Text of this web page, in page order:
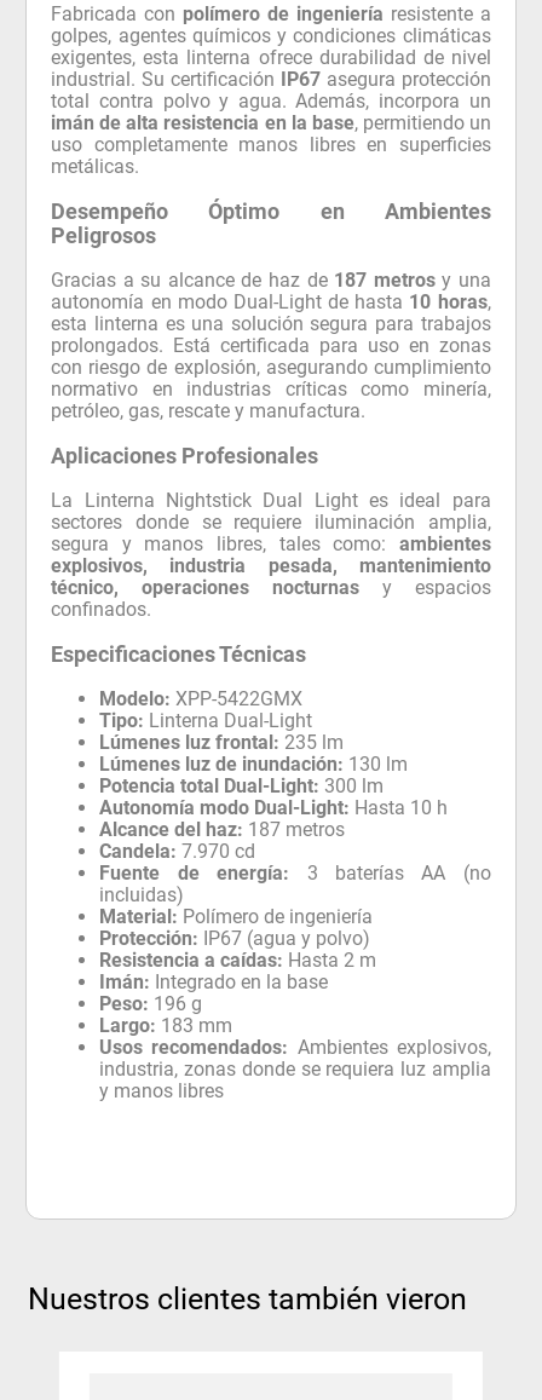
Fabricada con polímero de ingeniería resistente a
golpes, agentes químicos y condiciones climáticas
exigentes, esta linterna ofrece durabilidad de nivel
industrial. Su certificación IP67asegura protección
total contra polvo y agua. Además, incorpora un
imán de alta resistencia en la base, permitiendo un
uso completamente manos libres en superficies
metálicas.
Desempeño Óptimo en Ambientes
Peligrosos
Gracias a su alcance de haz de 187 metrosy una
autonomía en modo Dual-Light de hasta 10 horas,
esta linterna es una solución segura para trabajos
prolongados. Está certificada para uso en zonas
con riesgo de explosión, asegurando cumplimiento
normativo en industrias críticas como minería,
petróleo, gas, rescate y manufactura.
Aplicaciones Profesionales
La Linterna Nightstick Dual Light es ideal para
sectores donde se requiere iluminación amplia,
segura y manos libres, tales como: ambientes
explosivos, industria pesada, mantenimiento
técnico, operaciones nocturnas y espacios
confinados.
Especificaciones Técnicas
Modelo: XPP-5422GMX
Tipo: Linterna Dual-Light
Lúmenes luz frontal: 235 lm
Lúmenes luz de inundación: 130 lm
Potencia total Dual-Light: 300 lm
Autonomía modo Dual-Light: Hasta 10 h
Alcance del haz: 187 metros
Candela: 7.970 cd
Fuente de energía: 3 baterías AA (no
incluidas)
Material: Polímero de ingeniería
Protección: IP67 (agua y polvo)
Resistencia a caídas: Hasta 2 m
Imán: Integrado en la base
Peso: 196 g
Largo: 183 mm
Usos recomendados: Ambientes explosivos,
industria, zonas donde se requiera luz amplia
y manos libres
Nuestros clientes también vieron